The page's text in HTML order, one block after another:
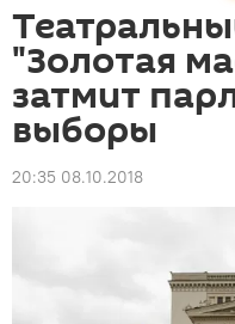
"Золотая
затмит
выборы
20:35 08.10.2018